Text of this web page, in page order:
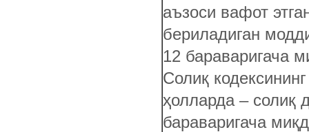
аъзоси вафот
бериладиган
12 бараваригача
Солиқ
ҳолларда – солиқ
бараваригача